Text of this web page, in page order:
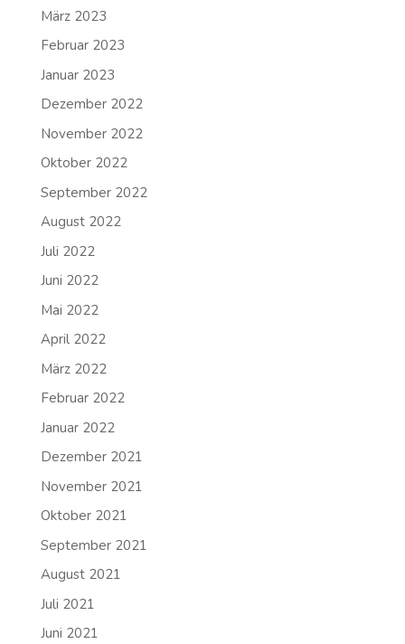
März 2023
Februar 2023
Januar 2023
Dezember 2022
November 2022
Oktober 2022
September 2022
August 2022
Juli 2022
Juni 2022
Mai 2022
April 2022
März 2022
Februar 2022
Januar 2022
Dezember 2021
November 2021
Oktober 2021
September 2021
August 2021
Juli 2021
Juni 2021